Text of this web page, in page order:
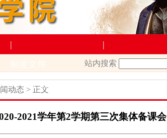
|
上级文件
|
教学管理
站内搜索
动态 > 正文
2021学年第2学期第三次集体备课会